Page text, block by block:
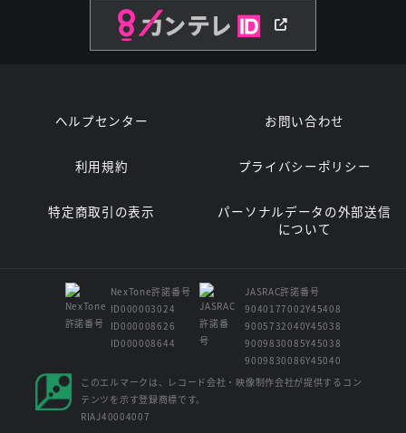
ヘルプセンター お問い合わせ
利用規約 プライバシーポリシー
特定商取引の表示
パーソナルデータの外部送信
について
NexTone許諾番号
ID000003024
ID000008626
ID000008644
JASRAC許諾番号
9040177002Y45408
9005732040Y45038
9009830085Y45038
9009830086Y45040
このエルマークは、レコード会社・映像制作会社が提供するコン
テンツを示す登録商標です。
RIAJ40004007